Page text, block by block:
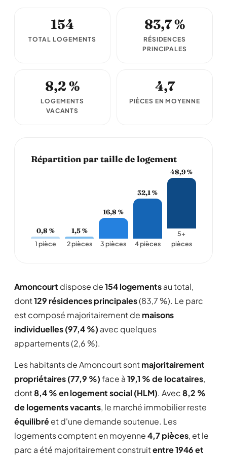
154
TOTAL LOGEMENTS
83,7 %
RÉSIDENCES
PRINCIPALES
8,2 %
LOGEMENTS
VACANTS
4,7
PIÈCES EN MOYENNE
Répartition par taille de logement
0,8 %
1 pièce
1,5 %
2 pièces
16,8 %
3 pièces
32,1 %
4 pièces
48,9 %
5+
pièces
Amoncourt dispose de154 logementsau total,
dont129 résidences principales(83,7 %). Le parc
est composé majoritairement de maisons
individuelles (97,4 %) avec quelques
appartements (2,6 %).
Les habitants de Amoncourt sontmajoritairement
propriétaires (77,9 %)face à19,1 % de locataires,
dont8,4 % en logement social (HLM). Avec8,2 %
de logements vacants, le marché immobilier reste
équilibréet d'une demande soutenue. Les
logements comptent en moyenne4,7 pièces, et le
parc a été majoritairement construitentre 1946 et